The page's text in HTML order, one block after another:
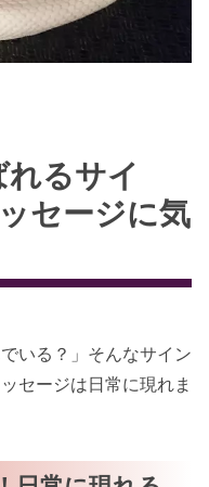
るサイ
セージに気
いる？」そんなサイン
セージは日常に現れま